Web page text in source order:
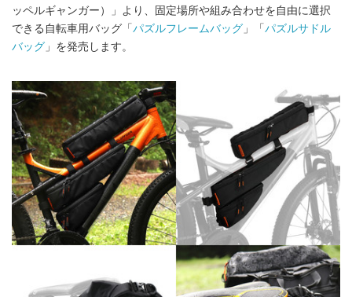
ッペルギャンガー）」より、固定場所や組み合わせを自由に選択
できる自転車用バッグ「 パズルフレームバッグ 」「 パズルサドル
バッグ 」を発売します。